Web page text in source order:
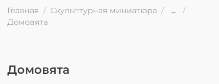
Главная Скульптурная миниатюра
...
Домовята
Домовята